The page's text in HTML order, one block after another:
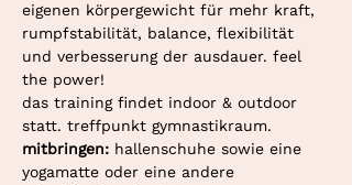
eigenen körpergewicht für mehr kraft,
rumpfstabilität, balance, flexibilität
und verbesserung der ausdauer. feel
the power!
das training findet indoor & outdoor
statt. treffpunkt gymnastikraum.
mitbringen: hallenschuhe sowie eine
yogamatte oder eine andere